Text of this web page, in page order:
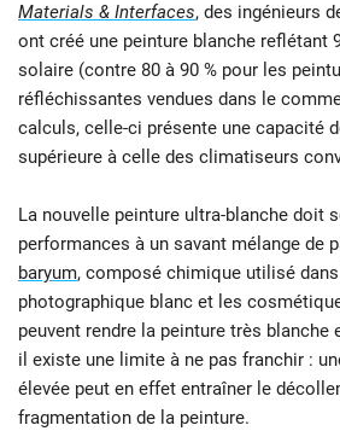
Materials & Interfaces, des ingénieurs
ont créé une peinture blanche reflétant
solaire (contre 80 à 90 % pour les
réfléchissantes vendues dans le
calculs, celle-ci présente une capacité
supérieure à celle des climatiseurs
La nouvelle peinture ultra-blanche doit
performances à un savant mélange de
baryum, composé chimique utilisé
photographique blanc et les
peuvent rendre la peinture très
il existe une limite à ne pas franchir :
élevée peut en effet entraîner le
fragmentation de la peinture.